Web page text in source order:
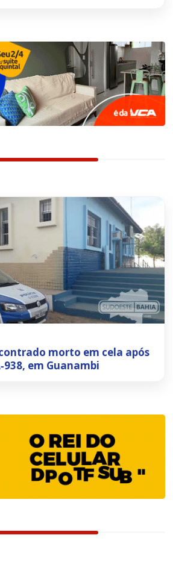
morto em cela após
em Guanambi